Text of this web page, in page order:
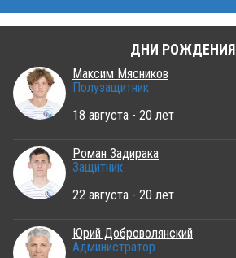
ДНИ РОЖДЕНИЯ
Максим Мясников
Полузащитник
18 августа - 20 лет
Роман Задирака
Защитник
22 августа - 20 лет
Юрий Доброволянский
Администратор